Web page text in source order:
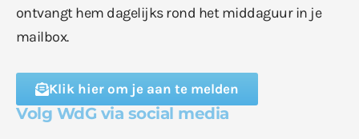
ontvangt hem dagelijks rond het middaguur in je
mailbox.
Klik hier om je aan te melden
Volg WdG via social media